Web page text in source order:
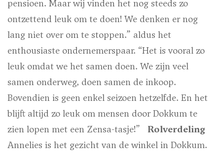
pensioen. Maar wij vinden het nog steeds zo
ontzettend leuk om te doen! We denken er nog
lang niet over om te stoppen.” aldus het
enthousiaste ondernemerspaar. “Het is vooral zo
leuk omdat we het samen doen. We zijn veel
samen onderweg, doen samen de inkoop.
Bovendien is geen enkel seizoen hetzelfde. En het
blijft altijd zo leuk om mensen door Dokkum te
zien lopen met een Zensa-tasje!” Rolverdeling
Annelies is het gezicht van de winkel in Dokkum.